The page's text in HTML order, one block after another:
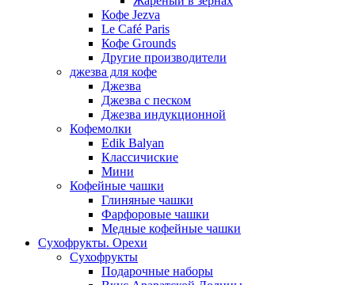
Кофе Jezva
Le Café Paris
Кофе Grounds
Другие производители
джезва для кофе
Джезва
Джезва с песком
Джезва индукционной
Кофемолки
Edik Balyan
Классичиские
Мини
Кофейные чашки
Глиняные чашки
Фарфоровые чашки
Медные кофейные чашки
Сухофрукты. Орехи
Сухофрукты
Подарочные наборы